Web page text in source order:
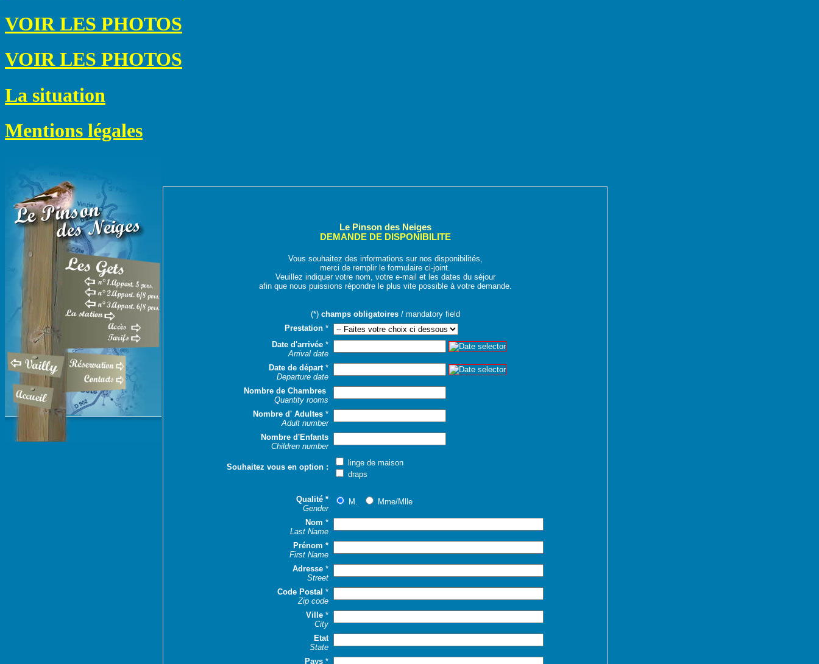
VOIR LES PHOTOS
VOIR LES PHOTOS
La situation
Mentions légales
Le Pinson des Neiges
DEMANDE DE DISPONIBILITE
Vous souhaitez des informations sur nos disponibilités,
merci de remplir le formulaire ci-joint.
Veuillez indiquer votre nom, votre e-mail et les dates du séjour
afin que nous puissions répondre le plus vite possible à votre demande.
(*) champs obligatoires/ mandatory field
Prestation *
Date d'arrivée *
Arrival date
Date de départ*
Departure date
Nombre de Chambres
Quantity rooms
Nombre d' Adultes *
Adult number
Nombre d'Enfants
Children number
Souhaitez vous en option :
linge de maison
draps
Qualité *
Gender
M. Mme/Mlle
Nom *
Last Name
Prénom *
First Name
Adresse *
Street
Code Postal *
Zip code
Ville *
City
Etat
State
Pays *